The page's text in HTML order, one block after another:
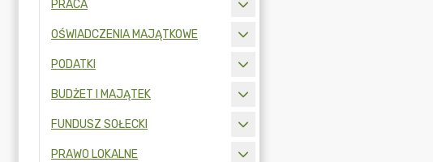
PRACA
OŚWIADCZENIA MAJĄTKOWE
PODATKI
BUDŻET I MAJĄTEK
FUNDUSZ SOŁECKI
PRAWO LOKALNE